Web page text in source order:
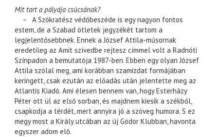
Mit tart a pályája csúcsának?
– A Szókratész védőbeszéde is egy nagyon fontos
estem, de a Szabad ötletek jegyzékét tartom a
legjelentősebbnek. Ennek a József Attila-műsornak
eredetileg az Amit szívedbe rejtesz címmel volt a Radnóti
Színpadon a bemutatója 1987-ben. Ebben egy olyan József
Attila szólal meg, ami korábban szamizdat formájában
keringett, csak ezután az előadás után jelentette meg az
Atlantis Kiadó. Ami élesen bennem van, hogy Esterházy
Péter ott ül az első sorban, és majdnem kiesik a székből,
csapkodja a térdét, mert annyira jó a szöveg humora. S ez
megy most a Király utcában az új Gödör Klubban, havonta
egyszer adom elő.